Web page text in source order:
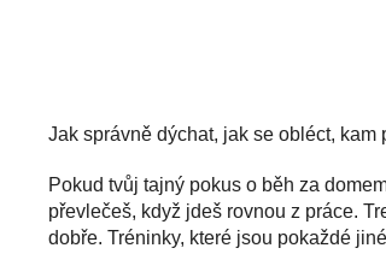
Jak správně dýchat, jak se obléct,
Pokud tvůj tajný pokus o běh za
převlečeš, když jdeš rovnou z práce.
dobře. Tréninky, které jsou pokaždé